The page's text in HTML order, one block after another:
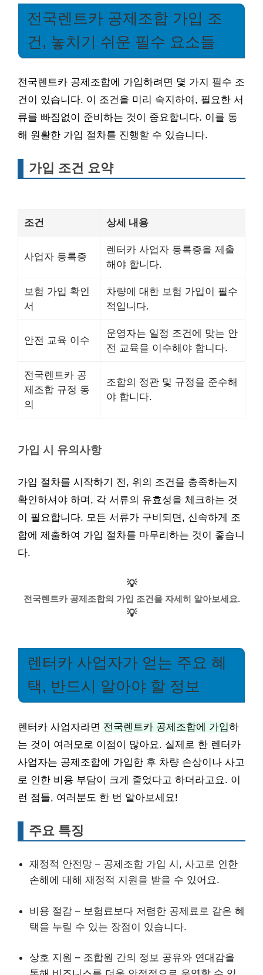
전국렌트카 공제조합 가입 조
건, 놓치기 쉬운 필수 요소들
전국렌트카 공제조합에 가입하려면 몇 가지 필수 조
건이 있습니다. 이 조건을 미리 숙지하여, 필요한 서
류를 빠짐없이 준비하는 것이 중요합니다. 이를 통
해 원활한 가입 절차를 진행할 수 있습니다.
가입 조건 요약
조건 상세 내용
사업자 등록증
렌터카 사업자 등록증을 제출
해야 합니다.
보험 가입 확인
서
차량에 대한 보험 가입이 필수
적입니다.
안전 교육 이수
운영자는 일정 조건에 맞는 안
전 교육을 이수해야 합니다.
전국렌트카 공
제조합 규정 동
의
조합의 정관 및 규정을 준수해
야 합니다.
가입 시 유의사항
가입 절차를 시작하기 전, 위의 조건을 충족하는지
확인하셔야 하며, 각 서류의 유효성을 체크하는 것
이 필요합니다. 모든 서류가 구비되면, 신속하게 조
합에 제출하여 가입 절차를 마무리하는 것이 좋습니
다.
💡
전국렌트카 공제조합의 가입 조건을 자세히 알아보세요.
💡
렌터카 사업자가 얻는 주요 혜
택, 반드시 알아야 할 정보
렌터카 사업자라면 전국렌트카 공제조합에 가입하
는 것이 여러모로 이점이 많아요. 실제로 한 렌터카
사업자는 공제조합에 가입한 후 차량 손상이나 사고
로 인한 비용 부담이 크게 줄었다고 하더라고요. 이
런 점들, 여러분도 한 번 알아보세요!
주요 특징
재정적 안전망 – 공제조합 가입 시, 사고로 인한
손해에 대해 재정적 지원을 받을 수 있어요.
비용 절감 – 보험료보다 저렴한 공제료로 같은 혜
택을 누릴 수 있는 장점이 있습니다.
상호 지원 – 조합원 간의 정보 공유와 연대감을